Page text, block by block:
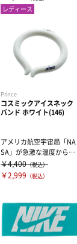
ら腕の日焼け...
レディース
Prince
コスミックアイスネック
バンド ホワイト(146)
アメリカ航空宇宙局「NA
SA」が急激な温度から宇
宙飛行士を守るために研
究し開発し...
￥4,400（税込）
￥2,999 （税込）